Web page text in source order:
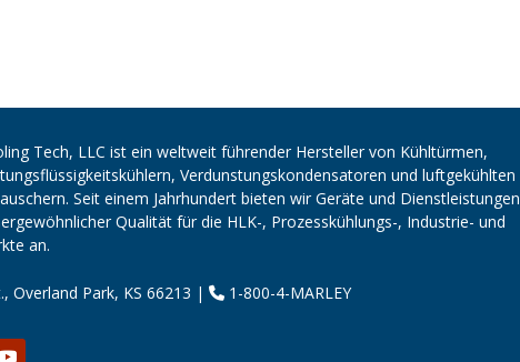
Tech, LLC ist ein weltweit führender Hersteller von Kühltürmen,
Verdunstungskondensatoren und luftgekühlten
Seit einem Jahrhundert bieten wir Geräte und Dienstleistungen
Qualität für die HLK-, Prozesskühlungs-, Industrie- und
an.
Overland Park, KS 66213 | 1-800-4-MARLEY